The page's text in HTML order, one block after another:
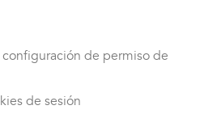
de permiso de
de sesión